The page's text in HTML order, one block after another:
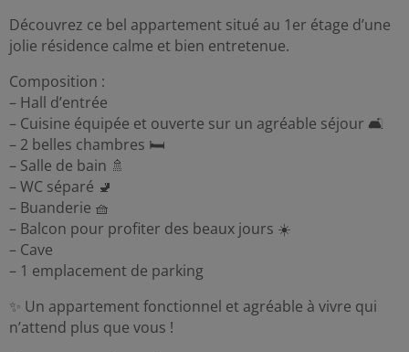
Découvrez ce bel appartement situé au 1er étage d’une
jolie résidence calme et bien entretenue.
Composition :
– Hall d’entrée
– Cuisine équipée et ouverte sur un agréable séjour 🛋️
– 2 belles chambres 🛏️
– Salle de bain 🚿
– WC séparé 🚽
– Buanderie 🧺
– Balcon pour profiter des beaux jours ☀️
– Cave
– 1 emplacement de parking
✨ Un appartement fonctionnel et agréable à vivre qui
n’attend plus que vous !